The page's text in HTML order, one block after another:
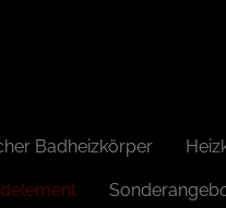
Badheizkörper